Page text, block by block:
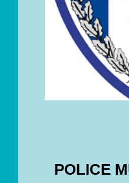
POLICE